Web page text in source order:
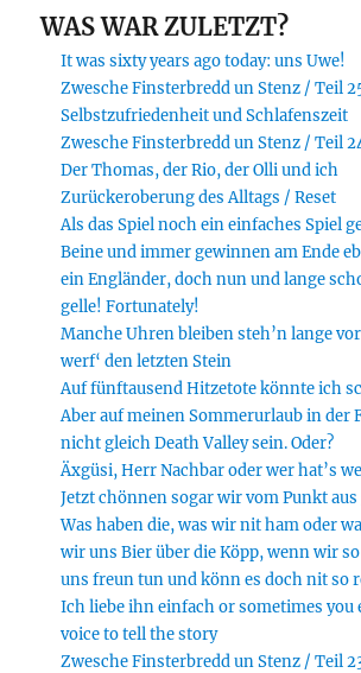
WAS WAR ZULETZT?
It was sixty years ago today: uns Uwe!
Zwesche Finsterbredd un Stenz / Teil
Selbstzufriedenheit und Schlafenszeit
Zwesche Finsterbredd un Stenz / Teil
Der Thomas, der Rio, der Olli und ich
Zurückeroberung des Alltags / Reset
Als das Spiel noch ein einfaches Spiel
Beine und immer gewinnen am Ende
ein Engländer, doch nun und lange
gelle! Fortunately!
Manche Uhren bleiben steh’n lange
werf‘ den letzten Stein
Auf fünftausend Hitzetote könnte ich
Aber auf meinen Sommerurlaub in der
nicht gleich Death Valley sein. Oder?
Äxgüsi, Herr Nachbar oder wer hat’s
Jetzt chönnen sogar wir vom Punkt aus
Was haben die, was wir nit ham oder
wir uns Bier über die Köpp, wenn wir
uns freun tun und könn es doch nit so
Ich liebe ihn einfach or sometimes you
voice to tell the story
Zwesche Finsterbredd un Stenz / Teil